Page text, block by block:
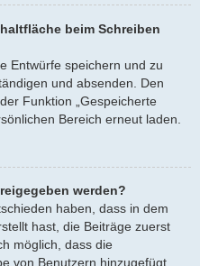
beim Schreiben
Entwürfe speichern und zu
und absenden. Den
Funktion „Gespeicherte
Bereich erneut laden.
werden?
haben, dass in dem
hast, die Beiträge zuerst
möglich, dass die
von Benutzern hinzugefügt